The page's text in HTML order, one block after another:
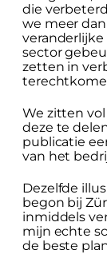
die
we meer
veranderlijke
sector
zetten in
We zitten
deze te
publicatie
van het
Dezelfde
begon bij
inmiddels
mijn echte
de beste